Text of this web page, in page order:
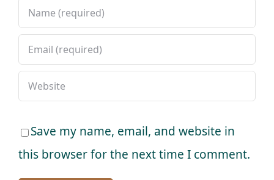
Save my name, email, and website in
this browser for the next time I comment.